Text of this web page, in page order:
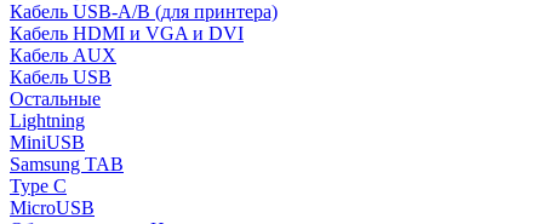
Кабель USB-A/B (для принтера)
Кабель HDMI и VGA и DVI
Кабель AUX
Кабель USB
Остальные
Lightning
MiniUSB
Samsung TAB
Type C
MicroUSB